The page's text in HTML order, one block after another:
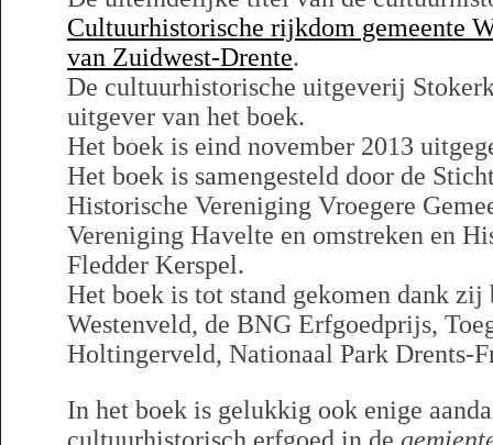
Cultuurhistorische rijkdom gemeente
van Zuidwest-Drente.
De cultuurhistorische uitgeverij
uitgever van het boek.
Het boek is eind november 2013
Het boek is samengesteld door de
Historische Vereniging Vroegere
Vereniging Havelte en omstreken en
Fledder Kerspel.
Het boek is tot stand gekomen dank zij
Westenveld, de BNG Erfgoedprijs,
Holtingerveld, Nationaal Park Drents-
In het boek is gelukkig ook enige